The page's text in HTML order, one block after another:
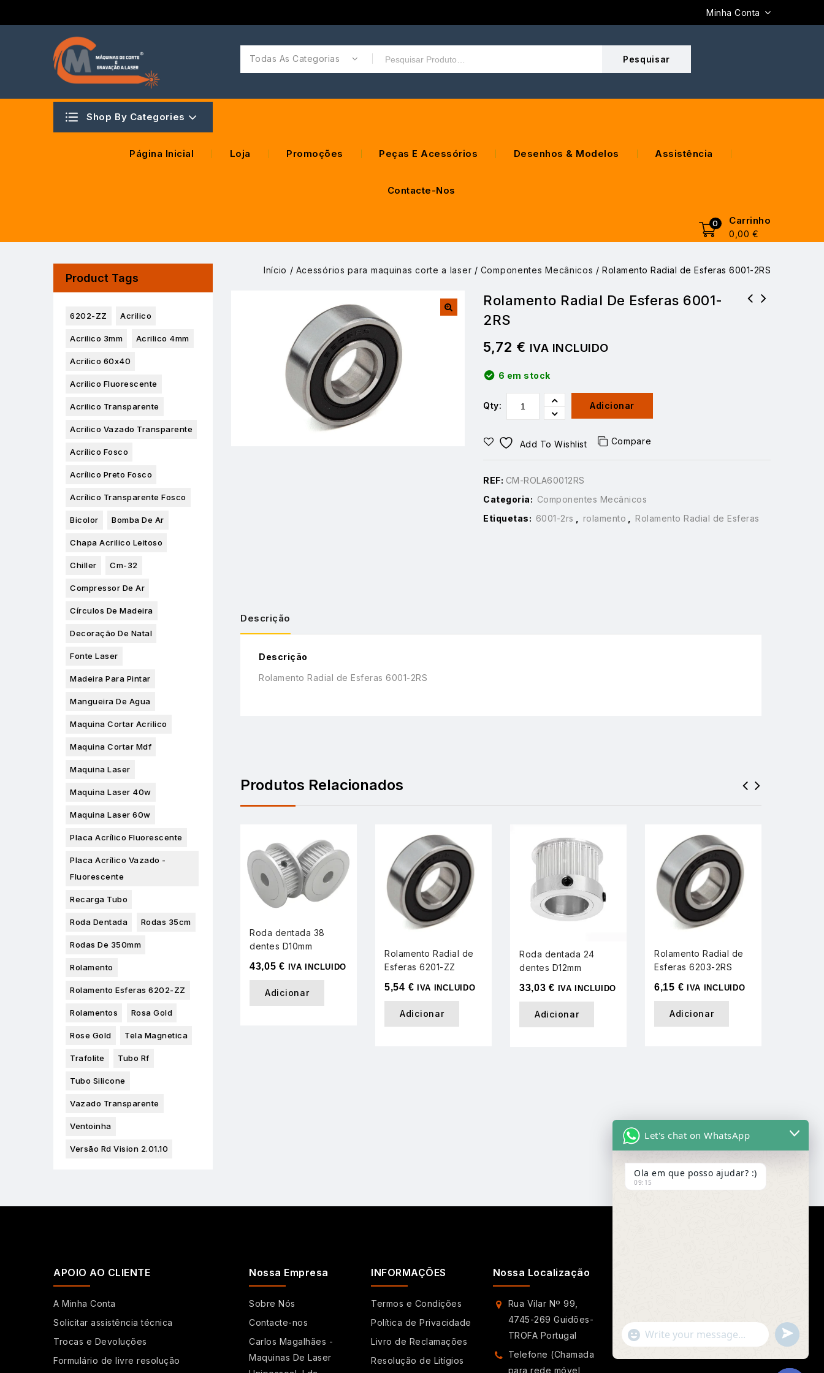
Minha Conta
Todas As Categorias
Shop By Categories
Página Inicial Loja Promoções Peças E Acessórios Desenhos & Modelos Assistência
Contacte-Nos
0 Carrinho
0,00 €
Início / Acessórios para maquinas corte a laser / Componentes Mecânicos / Rolamento Radial de Esferas 6001-2RS
Rolamento Radial De Esferas 6001-
2RS
5,72 € IVA INCLUIDO
6 em stock
Qty: Adicionar
Add To Wishlist Compare
REF: CM-ROLA60012RS
Categoria: Componentes Mecânicos
Etiquetas: 6001-2rs rolamento Rolamento Radial de Esferas
Descrição
Descrição
Rolamento Radial de Esferas 6001-2RS
Produtos Relacionados
Roda dentada 38
dentes D10mm
43,05€ IVA INCLUIDO
Adicionar
Rolamento Radial de
Esferas 6201-ZZ
5,54 € IVA INCLUIDO
Adicionar
Roda dentada 24
dentes D12mm
33,03€ IVA INCLUIDO
Adicionar
Rolamento Radial de
Esferas 6203-2RS
6,15 € IVA INCLUIDO
Adicionar
Product Tags
6202-ZZ Acrilico
Acrilico 3mm Acrilico 4mm
Acrilico 60x40
Acrilico Fluorescente
Acrilico Transparente
Acrilico Vazado Transparente
Acrílico Fosco
Acrílico Preto Fosco
Acrílico Transparente Fosco
Bicolor Bomba De Ar
Chapa Acrilico Leitoso
Chiller Cm-32
Compressor De Ar
Círculos De Madeira
Decoração De Natal
Fonte Laser
Madeira Para Pintar
Mangueira De Agua
Maquina Cortar Acrilico
Maquina Cortar Mdf
Maquina Laser
Maquina Laser 40w
Maquina Laser 60w
Placa Acrílico Fluorescente
Placa Acrílico Vazado -
Fluorescente
Recarga Tubo
Roda Dentada Rodas 35cm
Rodas De 350mm
Rolamento
Rolamento Esferas 6202-ZZ
Rolamentos Rosa Gold
Rose Gold Tela Magnetica
Trafolite Tubo Rf
Tubo Silicone
Vazado Transparente
Ventoinha
Versão Rd Vision 2.01.10
APOIO AO CLIENTE
A Minha Conta
Solicitar assistência técnica
Trocas e Devoluções
Formulário de livre resolução
Nossa Empresa
Sobre Nós
Contacte-nos
Carlos Magalhães -
Maquinas De Laser
INFORMAÇÕES
Termos e Condições
Política de Privacidade
Livro de Reclamações
Resolução de Litígios
Nossa Localização
Rua Vilar Nº 99,
4745-269 Guidões-
TROFA Portugal
Telefone (Chamada
para rede móvel
Let's chat on WhatsApp
Ola em que posso ajudar? :)
09:15
"+chaty_settings.lang.emoji_picker+"
WhatsApp
Message